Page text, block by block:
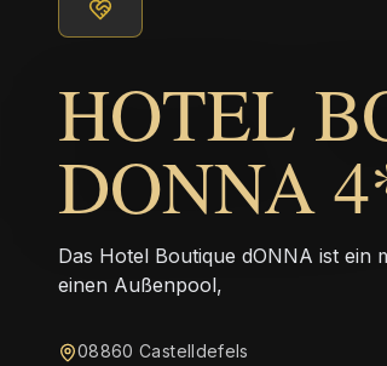
HOTEL
DONNA
Das Hotel Boutique dONNA ist ein
einen Außenpool,
08860 Castelldefels